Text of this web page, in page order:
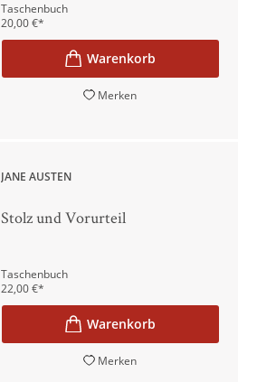
Taschenbuch
20,00€*
Merken
JANE AUSTEN
Stolz und Vorurteil
Taschenbuch
22,00€*
Merken